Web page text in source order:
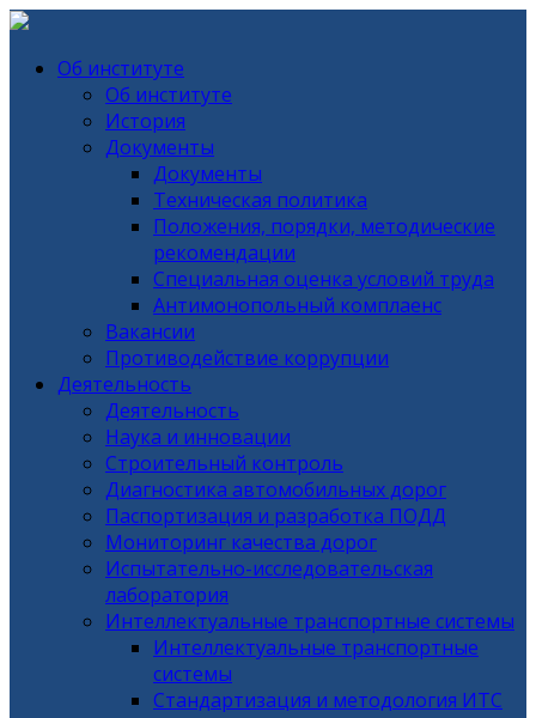
Об институте
Об институте
История
Документы
Документы
Техническая политика
Положения, порядки, методические
рекомендации
Специальная оценка условий труда
Антимонопольный комплаенс
Вакансии
Противодействие коррупции
Деятельность
Деятельность
Наука и инновации
Строительный контроль
Диагностика автомобильных дорог
Паспортизация и разработка ПОДД
Мониторинг качества дорог
Испытательно-исследовательская
лаборатория
Интеллектуальные транспортные системы
Интеллектуальные транспортные
системы
Стандартизация и методология ИТС